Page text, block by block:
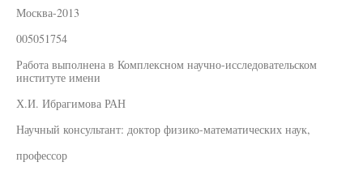
Москва-2013
005051754
Работа выполнена в Комплексном научно-исследовательском
институте имени
Х.И. Ибрагимова РАН
Научный консультант: доктор физико-математических наук,
профессор